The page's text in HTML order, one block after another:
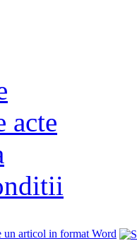
acte
un articol in format Word